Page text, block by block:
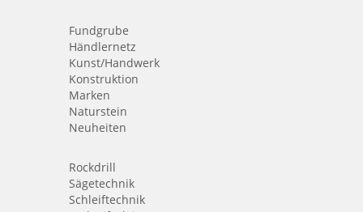
Fundgrube
Händlernetz
Kunst/Handwerk
Konstruktion
Marken
Naturstein
Neuheiten
Rockdrill
Sägetechnik
Schleiftechnik